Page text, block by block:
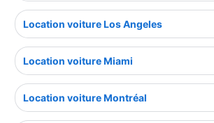
Location voiture Los Angeles
Location voiture Miami
Location voiture Montréal